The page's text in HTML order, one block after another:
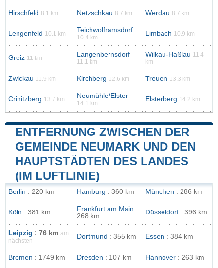
Hirschfeld 8.1 km Netzschkau 8.7 km Werdau 8.7 km
Lengenfeld 10.1 km Teichwolframsdorf
10.4 km
Limbach 10.9 km
Greiz 11 km Langenbernsdorf
11.1 km
Wilkau-Haßlau 11.4
km
Zwickau 11.9 km Kirchberg 12.6 km Treuen 13.3 km
Crinitzberg 13.7 km Neumühle/Elster
14.1 km
Elsterberg 14.2 km
ENTFERNUNG ZWISCHEN DER
GEMEINDE NEUMARK UND DEN
HAUPTSTÄDTEN DES LANDES
(IM LUFTLINIE)
Berlin : 220 km Hamburg : 360 km München : 286 km
Köln : 381 km Frankfurt am Main :
268 km
Düsseldorf : 396 km
Leipzig : 76 km am
nächsten
Dortmund : 355 km Essen : 384 km
Bremen : 1749 km Dresden : 107 km Hannover : 263 km